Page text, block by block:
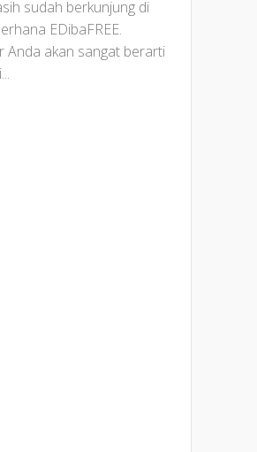
sudah berkunjung di
EDibaFREE.
Anda akan sangat berarti